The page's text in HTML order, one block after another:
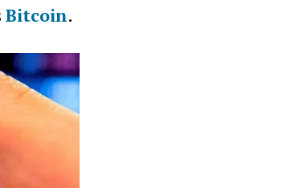
Bitcoin.